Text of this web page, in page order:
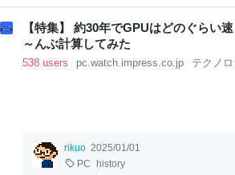
開いて切り替えたり、Web を参照したり、音声
【特集】 約30年でGPUはどのぐらい
～んぶ計算してみた
538 users pc.watch.impress.co.jp テクノ
rikuo 2025/01/01
PC
history